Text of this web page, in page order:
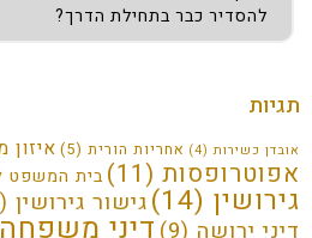
להסדיר כבר בתחילת הדרך?
תגיות
אובדן כשירות(4) אחריות הורית(5) איזון
אפוטרופסות(11) בית המשפט
גירושין(14) גישור גירושין(9)
דיני משפחה(17)